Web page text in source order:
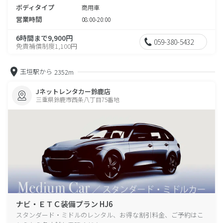
ボディタイプ 商用車
営業時間 08:00-20:00
6時間まで9,900円
免責補償制度1,100円 059-380-5432
玉垣駅から 2352m
Jネットレンタカー鈴鹿店
三重県鈴鹿市西条八丁目75番地
ナビ・ＥＴＣ装備プラン HJ6
スタンダード・ミドルのレンタル、お得な割引料金、ご予約はこ